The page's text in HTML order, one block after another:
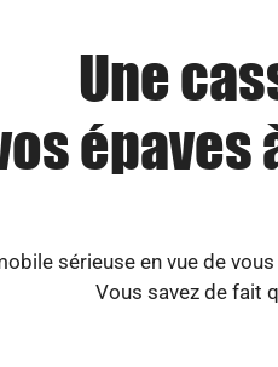
Une
sérieuse en vue de
Vous savez de fait